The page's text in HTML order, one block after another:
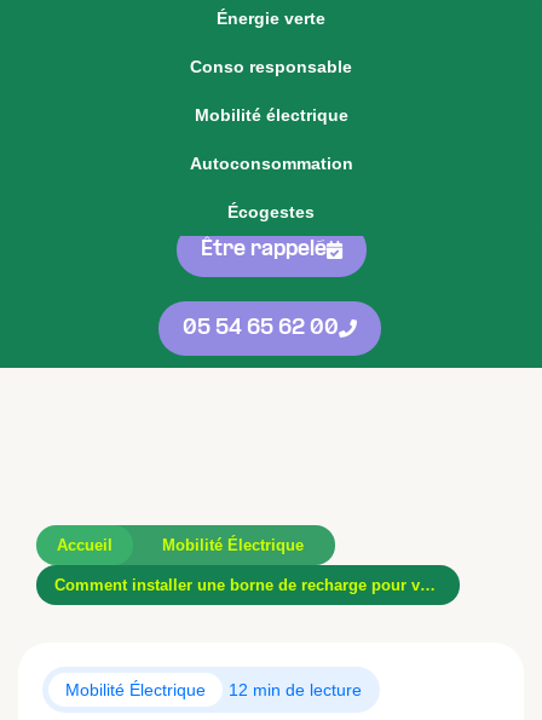
Énergie verte
Conso responsable
Mobilité électrique
Autoconsommation
Écogestes
Voir notre offre d'énergie fixe
05 54 65 62 00
Être rappelé
05 54 65 62 00
Accueil Mobilité Électrique
Comment installer une borne de recharge pour voiture électrique à son domicile ?
Mobilité Électrique 12 min de lecture